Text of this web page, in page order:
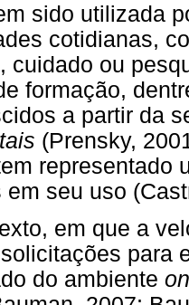
sido utilizada
cotidianas,
cuidado ou
formação,
a partir da
(Prensky,
representado
em seu uso
em que a
para
do ambiente